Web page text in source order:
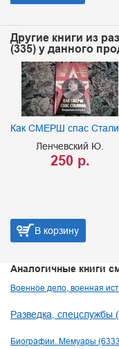
Другие книги из
(335) у данного
Как СМЕРШ спас
Ленчевский Ю.
250 р.
В корзину
Аналогичные книги
Военное дело, военная
Разведка, спецслужбы
Биографии. Мемуары